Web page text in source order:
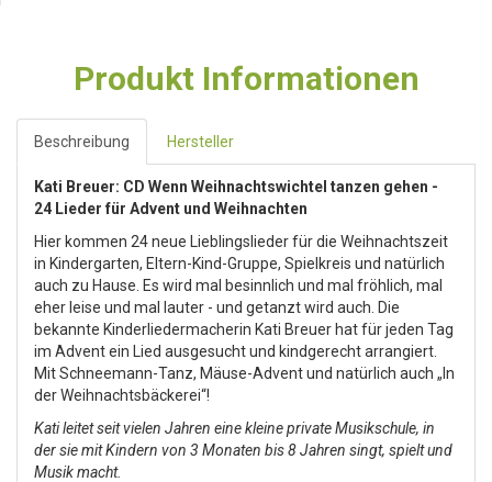
Produkt Informationen
Beschreibung Hersteller
Kati Breuer: CD Wenn Weihnachtswichtel tanzen gehen -
24 Lieder für Advent und Weihnachten
Hier kommen 24 neue Lieblingslieder für die Weihnachtszeit
in Kindergarten, Eltern-Kind-Gruppe, Spielkreis und natürlich
auch zu Hause. Es wird mal besinnlich und mal fröhlich, mal
eher leise und mal lauter - und getanzt wird auch. Die
bekannte Kinderliedermacherin Kati Breuer hat für jeden Tag
im Advent ein Lied ausgesucht und kindgerecht arrangiert.
Mit Schneemann-Tanz, Mäuse-Advent und natürlich auch „In
der Weihnachtsbäckerei“!
Kati leitet seit vielen Jahren eine kleine private Musikschule, in
der sie mit Kindern von 3 Monaten bis 8 Jahren singt, spielt und
Musik macht.